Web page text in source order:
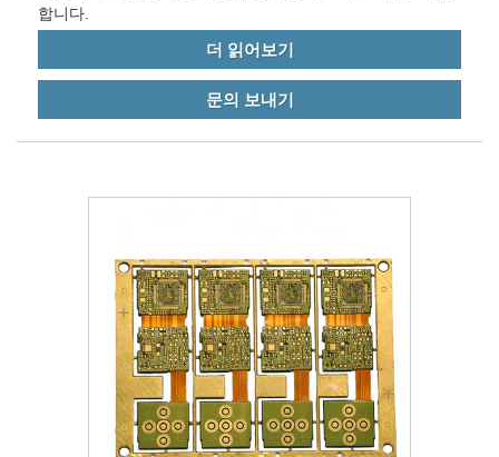
합니다.
더 읽어보기
문의 보내기